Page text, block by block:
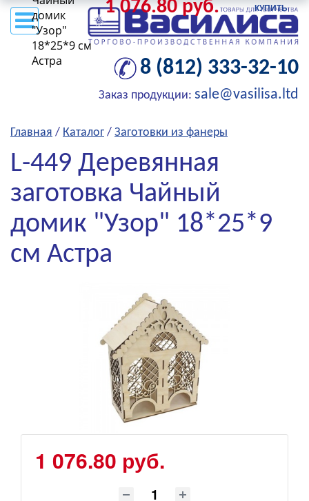
8 (812) 333-32-10
Заказ продукции: sale@vasilisa.ltd
Главная / Каталог / Заготовки из фанеры
L-449 Деревянная
заготовка Чайный
домик "Узор" 18*25*9
см Астра
1 076.80 руб.
домик
"Узор"
18*25*9 см
Астра
1 076.80 руб. КУПИТЬ